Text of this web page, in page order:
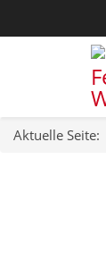
Aktuelle Seite: